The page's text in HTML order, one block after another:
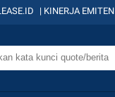
| KINERJA EMITEN